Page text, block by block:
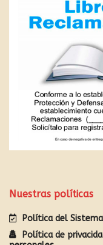
Nuestras políticas
Política del
Política de